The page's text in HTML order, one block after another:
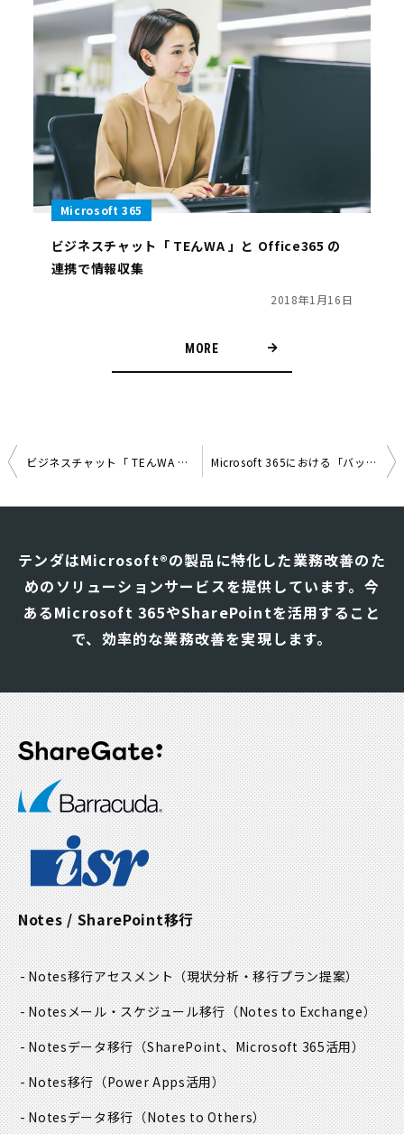
Microsoft 365
ビジネスチャット「 TEんWA 」と Office365 の
連携で情報収集
2018年1月16日
MORE
投
ナ
ビ
ゲ
ー
ビジネスチャット「 TEんWA 」と Office365 の連携で情報収集 Microsoft 365における「バックアップ」と「アーカイブ」の違いとその必要性
テンダはMicrosoft®の製品に特化した業務改善のた
めのソリューションサービスを提供しています。 今
あるMicrosoft 365やSharePointを活用すること
で、効率的な業務改善を実現します。
Notes / SharePoint移行
Notes移行アセスメント（現状分析・移行プラン提案）
Notesメール・スケジュール移行（Notes to Exchange）
Notesデータ移行（SharePoint、Microsoft 365活用）
Notes移行（Power Apps活用）
Notesデータ移行（Notes to Others）